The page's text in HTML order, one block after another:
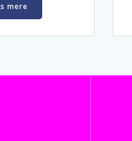
kr. 1.295,00.
mere